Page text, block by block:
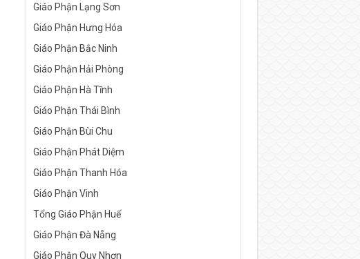
Giáo Phận Lạng Sơn
Giáo Phận Hưng Hóa
Giáo Phận Bắc Ninh
Giáo Phận Hải Phòng
Giáo Phận Hà Tĩnh
Giáo Phận Thái Bình
Giáo Phận Bùi Chu
Giáo Phận Phát Diệm
Giáo Phận Thanh Hóa
Giáo Phận Vinh
Tổng Giáo Phận Huế
Giáo Phận Đà Nẵng
Giáo Phận Quy Nhơn